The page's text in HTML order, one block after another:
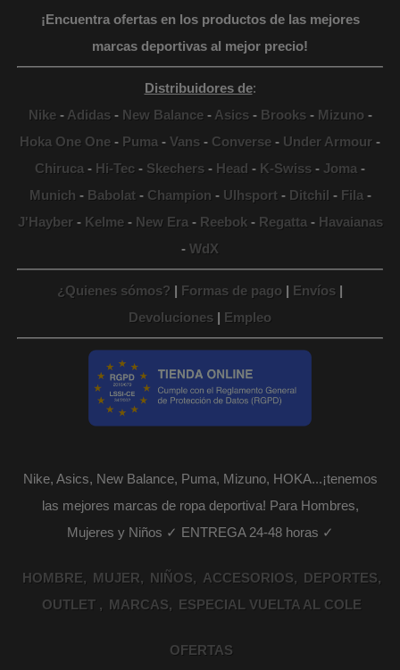
¡Encuentra ofertas en los productos de las mejores
marcas deportivas al mejor precio!
Distribuidores de:
Nike- Adidas- New Balance- Asics- Brooks- Mizuno-
Hoka One One - Puma - Vans - Converse - Under Armour -
Chiruca - Hi-Tec - Skechers - Head - K-Swiss - Joma -
Munich - Babolat- Champion - Ulhsport- Ditchil - Fila -
J'Hayber- Kelme- New Era - Reebok- Regatta - Havaianas
- WdX
¿Quienes sómos? | Formas de pago | Envíos |
Devoluciones | Empleo
Nike, Asics, New Balance, Puma, Mizuno, HOKA...¡tenemos
las mejores marcas de ropa deportiva! Para Hombres,
Mujeres y Niños ✓ ENTREGA 24-48 horas ✓
HOMBRE MUJER NIÑOS ACCESORIOS
DEPORTES
OUTLET
MARCAS ESPECIAL VUELTA AL COLE
OFERTAS